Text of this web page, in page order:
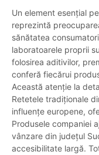
Un element esențial
reprezintă
sănătatea
laboratoarele proprii
folosirea aditivilor,
conferă fiecărui
Această atenție la
Retetele tradiționale
influențe europene,
Produsele companiei
vânzare din județul
accesibilitate largă.